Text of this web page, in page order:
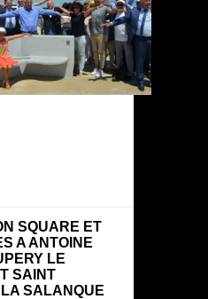
SQUARE ET
A ANTOINE
LE
SAINT
SALANQUE